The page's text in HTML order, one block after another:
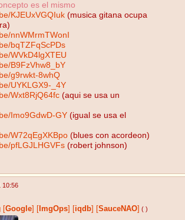
es el mismo
KJEUxVGQIuk (musica gitana ocupa
nnWMrmTWonI
bqTZFqScPDs
WVkD4lgXTEU
B9FzVhw8_bY
g9rwkt-8whQ
UYKLGX9-_4Y
Wxt8RjQ64fc (aqui se usa un
Imo9GdwD-GY (igual se usa el
W72qEgXKBpo (blues con acordeon)
pfLGJLHGVFs (robert johnson)
10:56
Google ImgOps iqdb SauceNAO ( )